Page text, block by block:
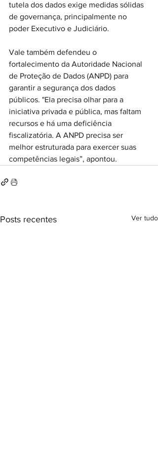
tutela dos dados exige medidas sólidas
de governança, principalmente no
poder Executivo e Judiciário.
Vale também defendeu o
fortalecimento da Autoridade Nacional
de Proteção de Dados (ANPD) para
garantir a segurança dos dados
públicos. "Ela precisa olhar para a
iniciativa privada e pública, mas faltam
recursos e há uma deficiência
fiscalizatória. A ANPD precisa ser
melhor estruturada para exercer suas
competências legais”, apontou.
Posts recentes Ver tudo